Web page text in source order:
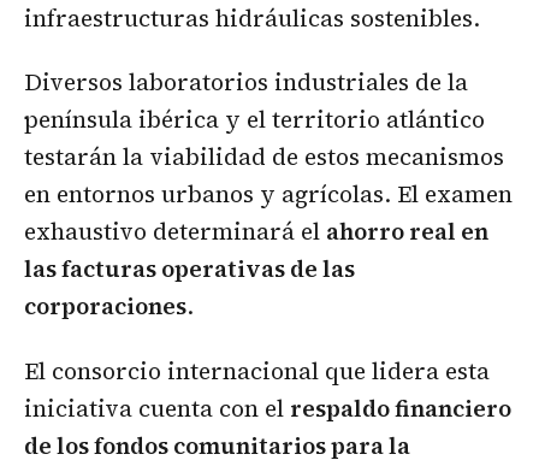
infraestructuras hidráulicas sostenibles.
Diversos laboratorios industriales de la
península ibérica y el territorio atlántico
testarán la viabilidad de estos mecanismos
en entornos urbanos y agrícolas. El examen
exhaustivo determinará el ahorro real en
las facturas operativas de las
corporaciones.
El consorcio internacional que lidera esta
iniciativa cuenta con el respaldo financiero
de los fondos comunitarios para la